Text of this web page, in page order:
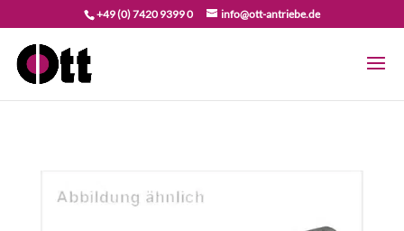
+49 (0) 7420 9399 0 info@ott-antriebe.de